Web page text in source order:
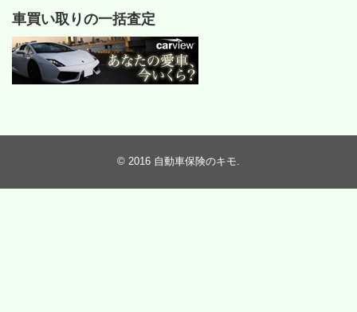
車買い取りの一括査定
© 2016 自動車保険のキモ